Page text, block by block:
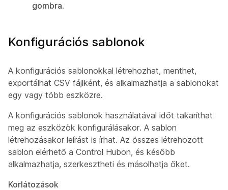
gombra.
Konfigurációs sablonok
A konfigurációs sablonokkal létrehozhat, menthet,
exportálhat CSV fájlként, és alkalmazhatja a sablonokat
egy vagy több eszközre.
A konfigurációs sablonok használatával időt takaríthat
meg az eszközök konfigurálásakor. A sablon
létrehozásakor leírást is írhat. Az összes létrehozott
sablon elérhető a Control Hubon, és később
alkalmazhatja, szerkesztheti és másolhatja őket.
Korlátozások